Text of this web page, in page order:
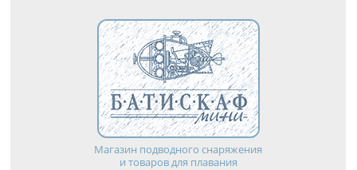
Магазин подводного снаряжения
и товаров для плавания